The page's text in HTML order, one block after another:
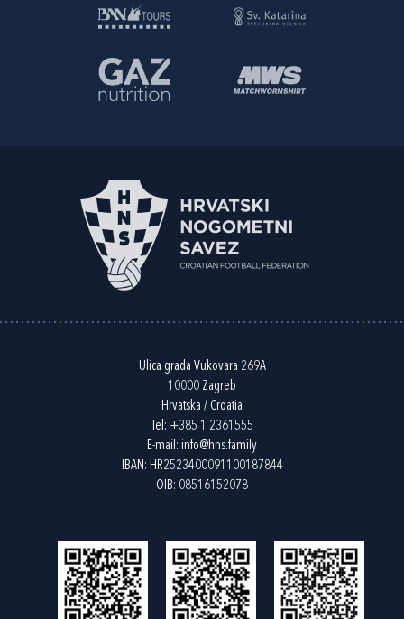
Ulica grada Vukovara 269A
10000 Zagreb
Hrvatska / Croatia
Tel: +385 1 2361555
E-mail: info@hns.family
IBAN: HR2523400091100187844
OIB: 08516152078